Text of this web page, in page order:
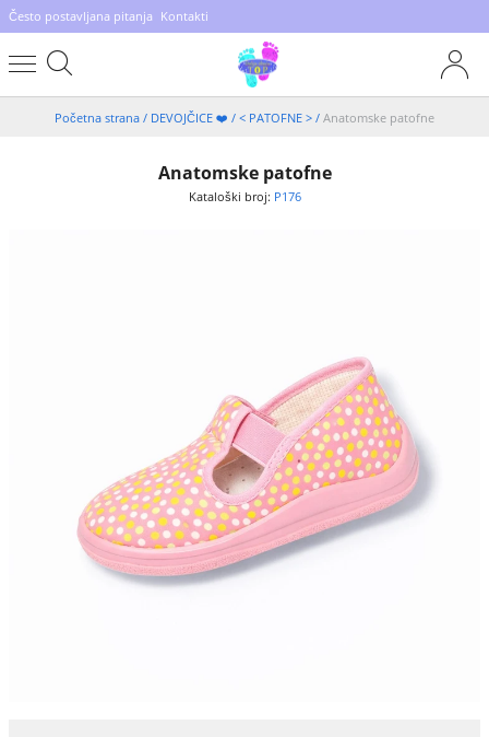
Često postavljana pitanja Kontakti
Početna strana / DEVOJČICE ❤️ / < PATOFNE > / Anatomske patofne
Anatomske patofne
Kataloški broj: P176